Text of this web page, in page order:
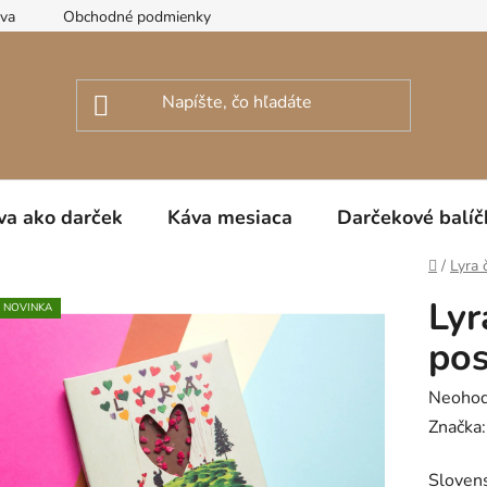
Obchodné podmienky
ako darček Káva mesiaca Darčekové
Domov
/ Lyra
NOVINKA